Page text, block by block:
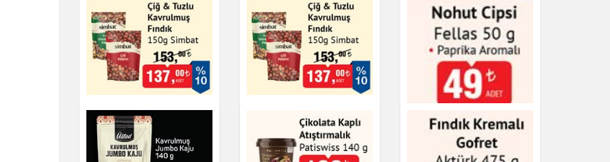
Simbat Çiğ & Tuzlu
Kavrulmuş Fındık 150g
Çikolata & Bisküvi & Kuruyemiş
Fındık 150g Simbat
Çikolata & Bisküvi & Kuruyemiş